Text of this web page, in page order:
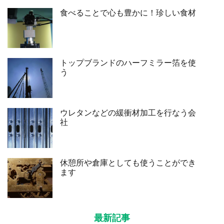
食べることで心も豊かに！珍しい食材
トップブランドのハーフミラー箔を使
う
ウレタンなどの緩衝材加工を行なう会
社
休憩所や倉庫としても使うことができ
ます
最新記事